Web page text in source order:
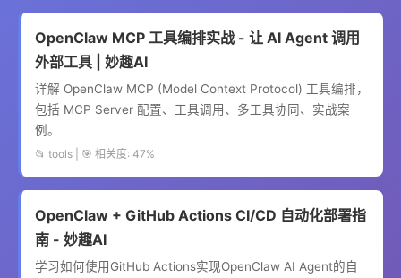
OpenClaw MCP 工具编排实战 - 让 AI Agent 调用
外部工具 | 妙趣AI
详解 OpenClaw MCP (Model Context Protocol) 工具编排，
包括 MCP Server 配置、工具调用、多工具协同、实战案
例。
📂 tools | 🎯 相关度: 47%
OpenClaw + GitHub Actions CI/CD 自动化部署指
南 - 妙趣AI
学习如何使用GitHub Actions实现OpenClaw AI Agent的自